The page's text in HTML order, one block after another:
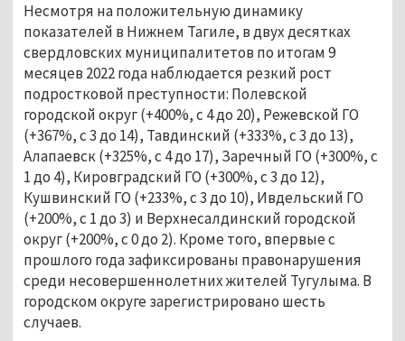
Несмотря на положительную динамику
показателей в Нижнем Тагиле, в двух десятках
свердловских муниципалитетов по итогам 9
месяцев 2022 года наблюдается резкий рост
подростковой преступности: Полевской
городской округ (+400%, с 4 до 20), Режевской ГО
(+367%, с 3 до 14), Тавдинский (+333%, с 3 до 13),
Алапаевск (+325%, с 4 до 17), Заречный ГО (+300%, с
1 до 4), Кировградский ГО (+300%, с 3 до 12),
Кушвинский ГО (+233%, с 3 до 10), Ивдельский ГО
(+200%, с 1 до 3) и Верхнесалдинский городской
округ (+200%, с 0 до 2). Кроме того, впервые с
прошлого года зафиксированы правонарушения
среди несовершеннолетних жителей Тугулыма. В
городском округе зарегистрировано шесть
случаев.